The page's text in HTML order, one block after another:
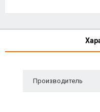
Производитель